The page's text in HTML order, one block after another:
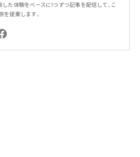
した体験をベースに1つずつ記事を配信して、こ
を提案します。